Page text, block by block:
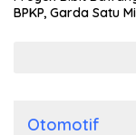
BPKP, Garda Satu
Otomotif